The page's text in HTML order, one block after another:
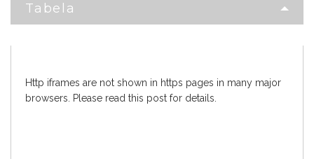
Tabela
Http iframes are not shown in https pages in many major
browsers. Please read this post for details.